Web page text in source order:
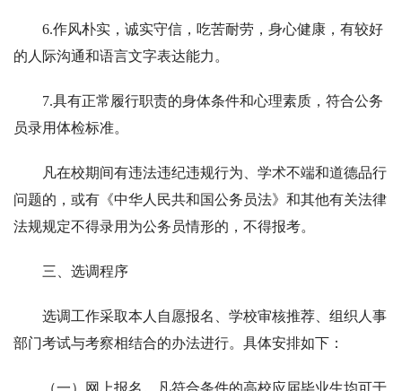
6.作风朴实，诚实守信，吃苦耐劳，身心健康，有较好
的人际沟通和语言文字表达能力。
7.具有正常履行职责的身体条件和心理素质，符合公务
员录用体检标准。
凡在校期间有违法违纪违规行为、学术不端和道德品行
问题的，或有《中华人民共和国公务员法》和其他有关法律
法规规定不得录用为公务员情形的，不得报考。
三、选调程序
选调工作采取本人自愿报名、学校审核推荐、组织人事
部门考试与考察相结合的办法进行。具体安排如下：